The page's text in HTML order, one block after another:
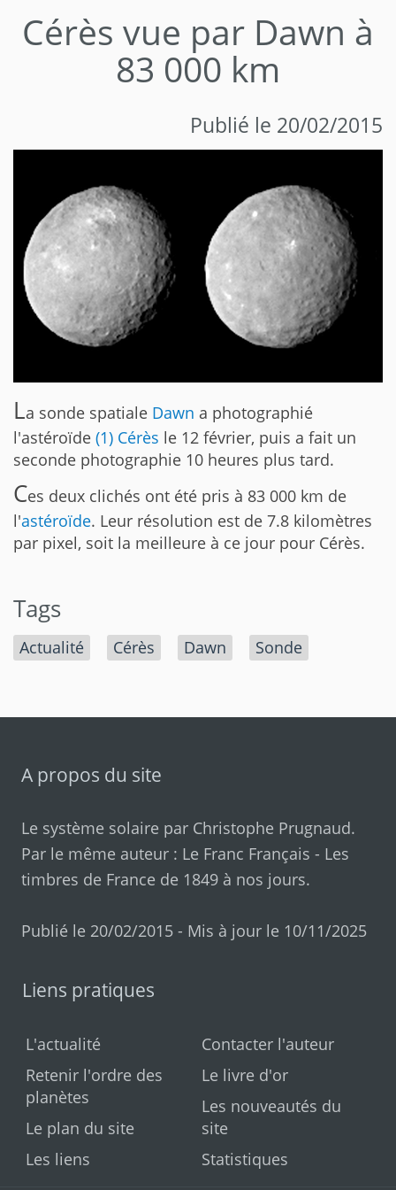
Cérès vue par Dawn à
83 000 km
Publié le 20/02/2015
La sonde spatiale Dawn a photographié
l'astéroïde (1) Cérès le 12 février, puis a fait un
seconde photographie 10 heures plus tard.
Ces deux clichés ont été pris à 83 000 km de
l'astéroïde. Leur résolution est de 7.8 kilomètres
par pixel, soit la meilleure à ce jour pour Cérès.
Tags
Actualité Cérès Dawn Sonde
A propos du site
Le système solaire par Christophe Prugnaud.
Par le même auteur : Le Franc Français - Les
timbres de France de 1849 à nos jours.
Publié le 20/02/2015 - Mis à jour le 10/11/2025
Liens pratiques
L'actualité
Retenir l'ordre des
planètes
Le plan du site
Les liens
Contacter l'auteur
Le livre d'or
Les nouveautés du
site
Statistiques